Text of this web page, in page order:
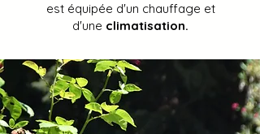
est équipée d'un chauffage et
d'une climatisation.